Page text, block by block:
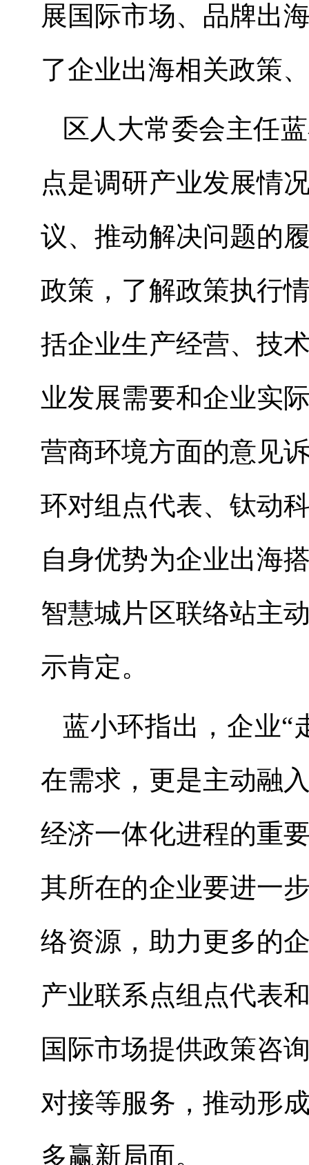
展国际市场、品牌出
了企业出海相关政策
区人大常委会主任
点是调研产业发展情
议、推动解决问题的
政策，了解政策执行
括企业生产经营、技
业发展需要和企业实
营商环境方面的意见
环对组点代表、钛动
自身优势为企业出海
智慧城片区联络站主
示肯定。
蓝小环指出，企业“
在需求，更是主动融
经济一体化进程的重
其所在的企业要进一
络资源，助力更多的
产业联系点组点代表
国际市场提供政策咨
对接等服务，推动形
多赢新局面。